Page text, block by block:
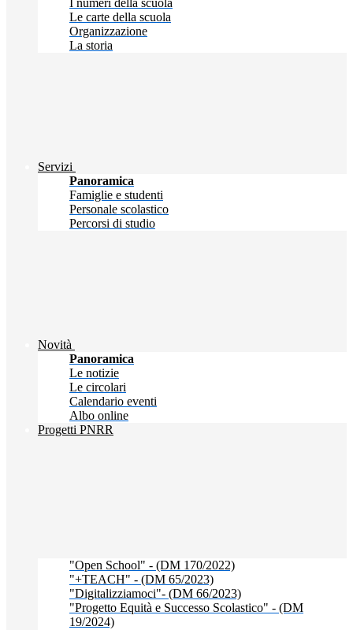
I numeri della scuola
Le carte della scuola
Organizzazione
La storia
Servizi
Panoramica
Famiglie e studenti
Personale scolastico
Percorsi di studio
Novità
Panoramica
Le notizie
Le circolari
Calendario eventi
Albo online
Progetti PNRR
"Open School" - (DM 170/2022)
"+TEACH" - (DM 65/2023)
"Digitalizziamoci"- (DM 66/2023)
"Progetto Equità e Successo Scolastico" - (DM
19/2024)